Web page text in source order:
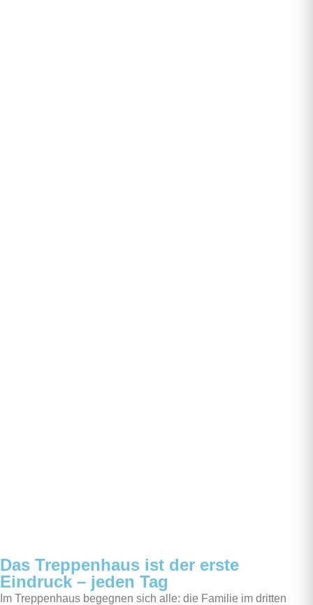
Das Treppenhaus ist der erste
Eindruck – jeden Tag
Im Treppenhaus begegnen sich alle: die Familie im dritten